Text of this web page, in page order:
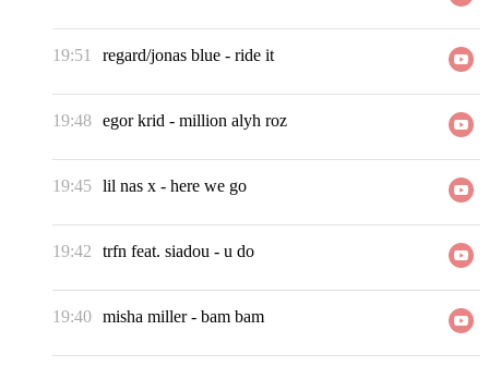
19:51 regard/jonas blue - ride it
19:48 egor krid - million alyh roz
19:45 lil nas x - here we go
19:42 trfn feat. siadou - u do
19:40 misha miller- bam bam